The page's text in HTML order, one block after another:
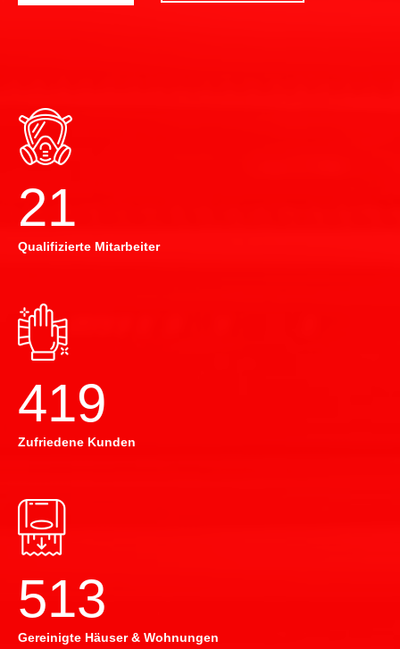
22
Qualifizierte Mitarbeiter
420
Zufriedene Kunden
514
Gereinigte Häuser & Wohnungen